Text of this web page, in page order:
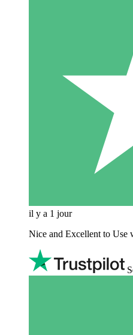
il y a 1 jour
Nice and Excellent to Use